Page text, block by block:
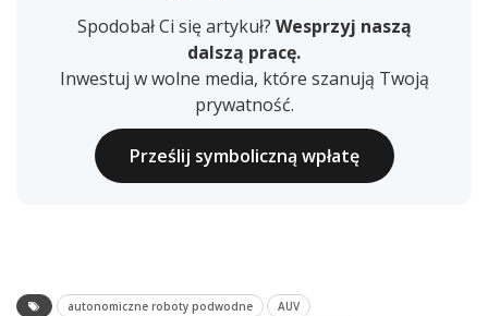
Spodobał Ci się artykuł? Wesprzyj naszą
dalszą pracę.
Inwestuj w wolne media, które szanują Twoją
prywatność.
Prześlij symboliczną wpłatę
autonomiczne roboty podwodne
AUV